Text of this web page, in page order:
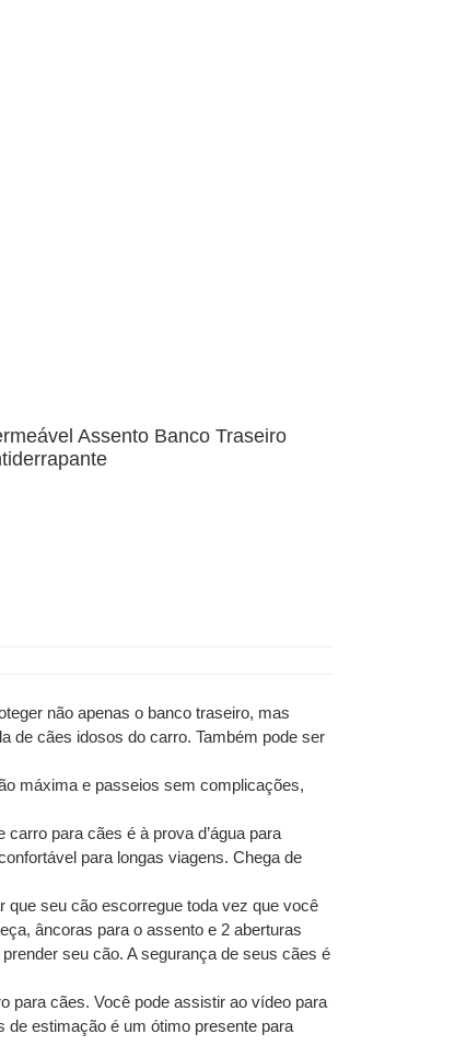
Assento Banco Traseiro
não apenas o banco traseiro, mas
de cães idosos do carro. Também pode ser
máxima e passeios sem complicações,
para cães é à prova d’água para
para longas viagens. Chega de
seu cão escorregue toda vez que você
âncoras para o assento e 2 aberturas
seu cão. A segurança de seus cães é
para cães. Você pode assistir ao vídeo para
de estimação é um ótimo presente para